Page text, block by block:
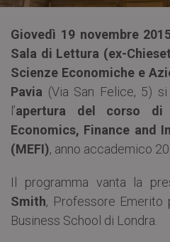
Giovedì 19 novembre
Sala di Lettura (ex-
Scienze Economiche e
Pavia (Via San Felice, 5)
l’apertura del corso di
Economics, Finance and
(MEFI), anno accademico
Il programma vanta la
Smith, Professore Emerito
Business School di Londra.